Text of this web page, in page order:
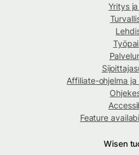
Yritys
Affiliate-ohjelma
Feature
Wisen